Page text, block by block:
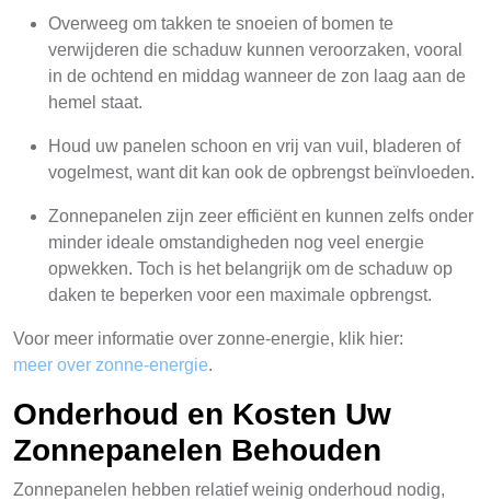
Overweeg om takken te snoeien of bomen te
verwijderen die schaduw kunnen veroorzaken, vooral
in de ochtend en middag wanneer de zon laag aan de
hemel staat.
Houd uw panelen schoon en vrij van vuil, bladeren of
vogelmest, want dit kan ook de opbrengst beïnvloeden.
Zonnepanelen zijn zeer efficiënt en kunnen zelfs onder
minder ideale omstandigheden nog veel energie
opwekken. Toch is het belangrijk om de schaduw op
daken te beperken voor een maximale opbrengst.
Voor meer informatie over zonne-energie, klik hier:
meer over zonne-energie.
Onderhoud en Kosten Uw
Zonnepanelen Behouden
Zonnepanelen hebben relatief weinig onderhoud nodig,